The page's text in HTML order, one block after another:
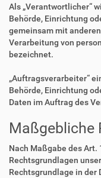
Als „Verantwortlicher“
Behörde, Einrichtung
gemeinsam mit
Verarbeitung von
bezeichnet.
„Auftragsverarbeiter“
Behörde, Einrichtung
Daten im Auftrag des
Maßgebliche
Nach Maßgabe des Art.
Rechtsgrundlagen
Rechtsgrundlage in der